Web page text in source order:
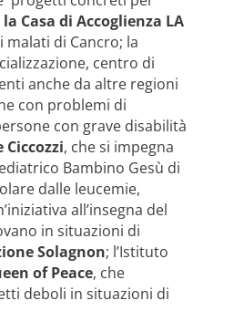
la Casa di Accoglienza LA
di Cancro; la
centro di
anche da altre regioni
con problemi di
con grave disabilità
, che si impegna
Bambino Gesù di
dalle leucemie,
all’insegna del
in situazioni di
Solagnon; l’Istituto
of Peace, che
deboli in situazioni di